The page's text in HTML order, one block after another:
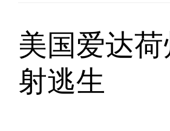
美国爱达
射逃生